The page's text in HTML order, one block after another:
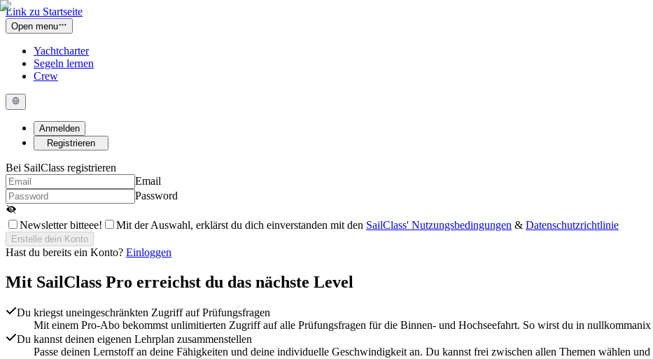
Link zu Startseite
Open menu
Yachtcharter
Segeln lernen
Crew
Anmelden
Registrieren
Bei SailClass registrieren
Email
Password
Newsletter bitteee! Mit der Auswahl, erklärst du dich einverstanden mit den SailClass' Nutzungsbedingungen & Datenschutzrichtlinie
Erstelle dein Konto
Hast du bereits ein Konto? Einloggen
Mit SailClass Pro erreichst du das nächste Level
Du kriegst uneingeschränkten Zugriff auf Prüfungsfragen
Mit einem Pro-Abo bekommst unlimitierten Zugriff auf alle Prüfungsfragen für die Binnen- und Hochseefahrt. So wirst du in nullkommanix
Du kannst deinen eigenen Lehrplan zusammenstellen
Passe deinen Lernstoff an deine Fähigkeiten und deine individuelle Geschwindigkeit an. Du kannst frei zwischen allen Themen wählen und